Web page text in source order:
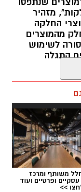
מזהיר
החלקה
מהמוצרים
לשימוש
התגלה
מרכז
משותף ומרכז
ופרטיים ועוד
>>